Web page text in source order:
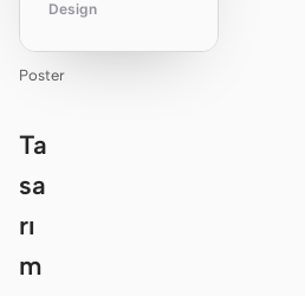
Design
Poster
Ta
sa
rı
m